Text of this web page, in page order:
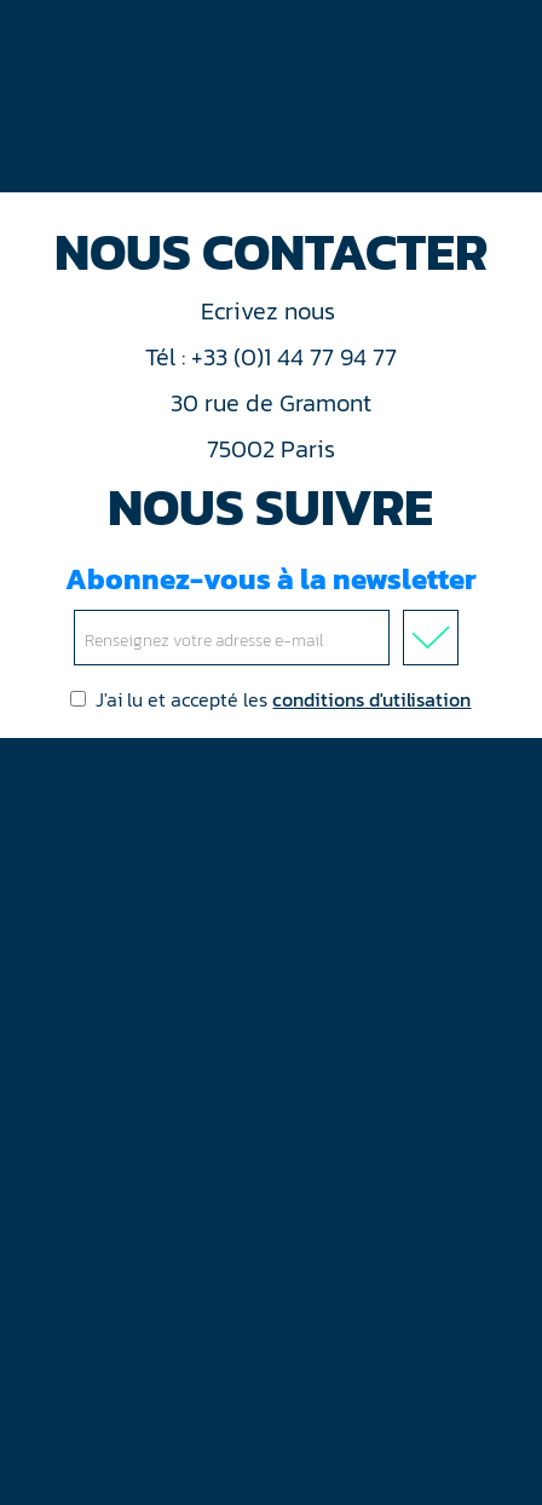
NOUS CONTACTER
Ecrivez nous
Tél : +33 (0)1 44 77 94 77
30 rue de Gramont
75002 Paris
NOUS SUIVRE
Abonnez-vous à la newsletter
J'ai lu et accepté lesconditions d'utilisation